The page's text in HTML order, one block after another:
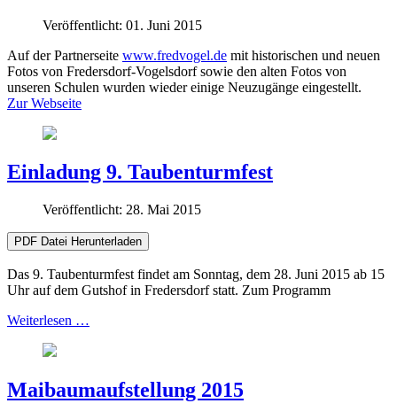
Veröffentlicht: 01. Juni 2015
Auf der Partnerseite www.fredvogel.de mit historischen und neuen
Fotos von Fredersdorf-Vogelsdorf sowie den alten Fotos von
unseren Schulen wurden wieder einige Neuzugänge eingestellt.
Zur Webseite
Einladung 9. Taubenturmfest
Veröffentlicht: 28. Mai 2015
PDF Datei Herunterladen
Das 9. Taubenturmfest findet am Sonntag, dem 28. Juni 2015 ab 15
Uhr auf dem Gutshof in Fredersdorf statt. Zum Programm
Weiterlesen …
Maibaumaufstellung 2015